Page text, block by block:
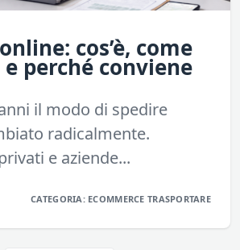
cos’è, come
perché conviene
il modo di spedire
radicalmente.
e aziende...
CATEGORIA: ECOMMERCE TRASPORTARE